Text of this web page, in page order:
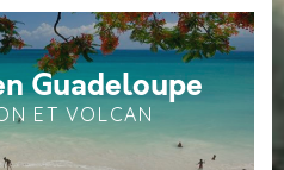
Guadeloupe
ET VOLCAN